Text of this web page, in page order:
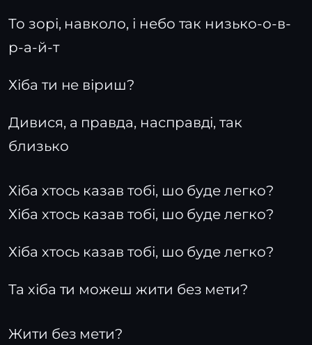
То зорі, навколо, і небо так низько-о-в-
р-а-й-т
Хіба ти не віриш?
Дивися, а правда, насправді, так
близько
Хіба хтось казав тобі, шо буде легко?
Хіба хтось казав тобі, шо буде легко?
Хіба хтось казав тобі, шо буде легко?
Та хіба ти можеш жити без мети?
Жити без мети?